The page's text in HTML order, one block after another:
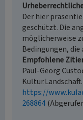
Der hier
geschützt. Die
möglicherweise
Bedingungen, die
Empfohlene
Paul-Georg
https://
268864